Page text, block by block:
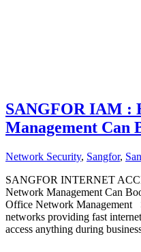
SANGFOR IAM :
Management Can
Network Security, Sangfor,
SANGFOR INTERNET
Network Management Can
Office Network Management
networks providing fast
access anything during